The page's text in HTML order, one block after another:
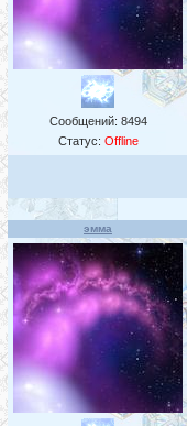
Сообщений: 8494
Статус: Offline
эмма